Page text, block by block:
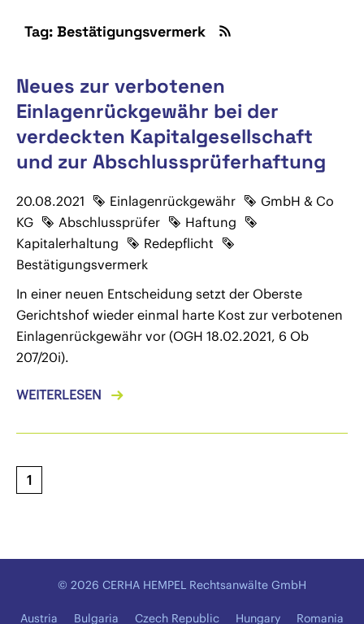
Tag: Bestätigungsvermerk
Neues zur verbotenen
Einlagenrückgewähr bei der
verdeckten Kapitalgesellschaft
und zur Abschlussprüferhaftung
20.08.2021 Einlagenrückgewähr
GmbH & Co
KG
Abschlussprüfer
Haftung
Kapitalerhaltung
Redepflicht
Bestätigungsvermerk
In einer neuen Entscheidung setzt der Oberste
Gerichtshof wieder einmal harte Kost zur verbotenen
Einlagenrückgewähr vor (OGH 18.02.2021, 6 Ob
207/20i).
WEITERLESEN
1
© 2026 CERHA HEMPEL Rechtsanwälte GmbH
Austria Bulgaria Czech Republic Hungary Romania